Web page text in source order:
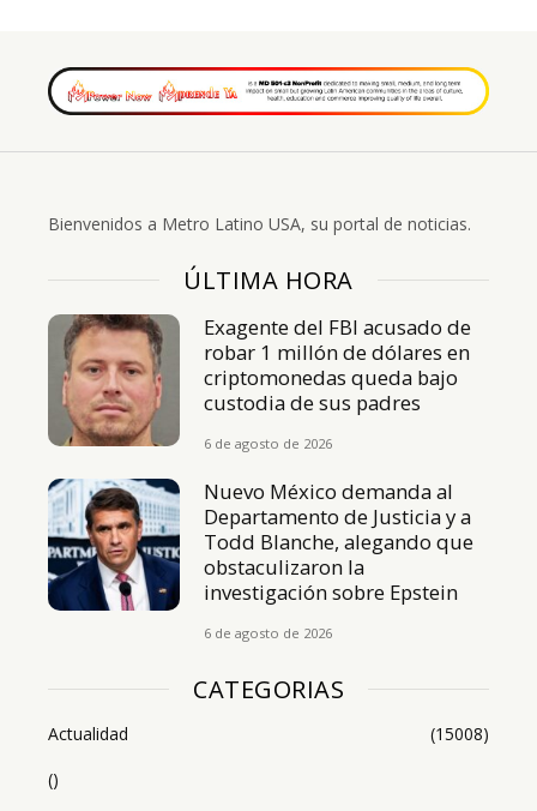
Bienvenidos a Metro Latino USA, su portal de noticias.
ÚLTIMA HORA
Exagente del FBI acusado de
robar 1 millón de dólares en
criptomonedas queda bajo
custodia de sus padres
6 de agosto de 2026
Nuevo México demanda al
Departamento de Justicia y a
Todd Blanche, alegando que
obstaculizaron la
investigación sobre Epstein
6 de agosto de 2026
CATEGORIAS
Actualidad
(15008)
()